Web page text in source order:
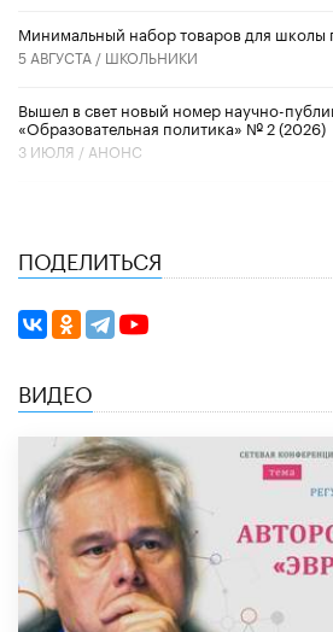
Минимальный набор товаров для школы
5 АВГУСТА / ШКОЛЬНИКИ
Вышел в свет новый номер научно-
«Образовательная политика» № 2 (2026)
3 ИЮЛЯ / АНОНС
ПОДЕЛИТЬСЯ
ВИДЕО